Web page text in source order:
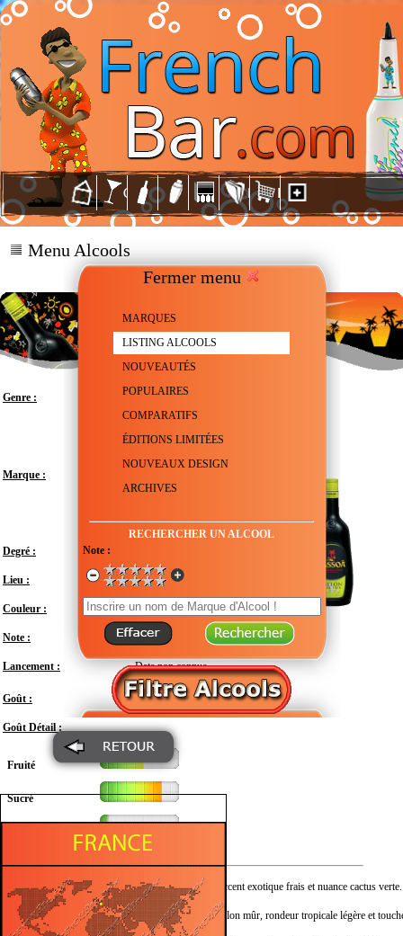
Fermer menu
MARQUES
LISTING ALCOOLS
NOUVEAUTÉS
POPULAIRES
COMPARATIFS
ÉDITIONS LIMITÉES
NOUVEAUX DESIGN
ARCHIVES
RECHERCHER UN ALCOOL
Note :
Menu Alcools
Genre : Liqueur au Melon et au Cactus
Marque :
Degré :
Lieu : France - Pays de la Loire - Angers
Couleur :
Note : En attente de test
Lancement : Date non connue
Goût : Doux
Goût Détail :
Fruité
Sucré
Nez : Melon doux juteux, accent exotique frais et nuance cactus verte.
Bouche : Attaque fruitée sur melon mûr, rondeur tropicale légère et